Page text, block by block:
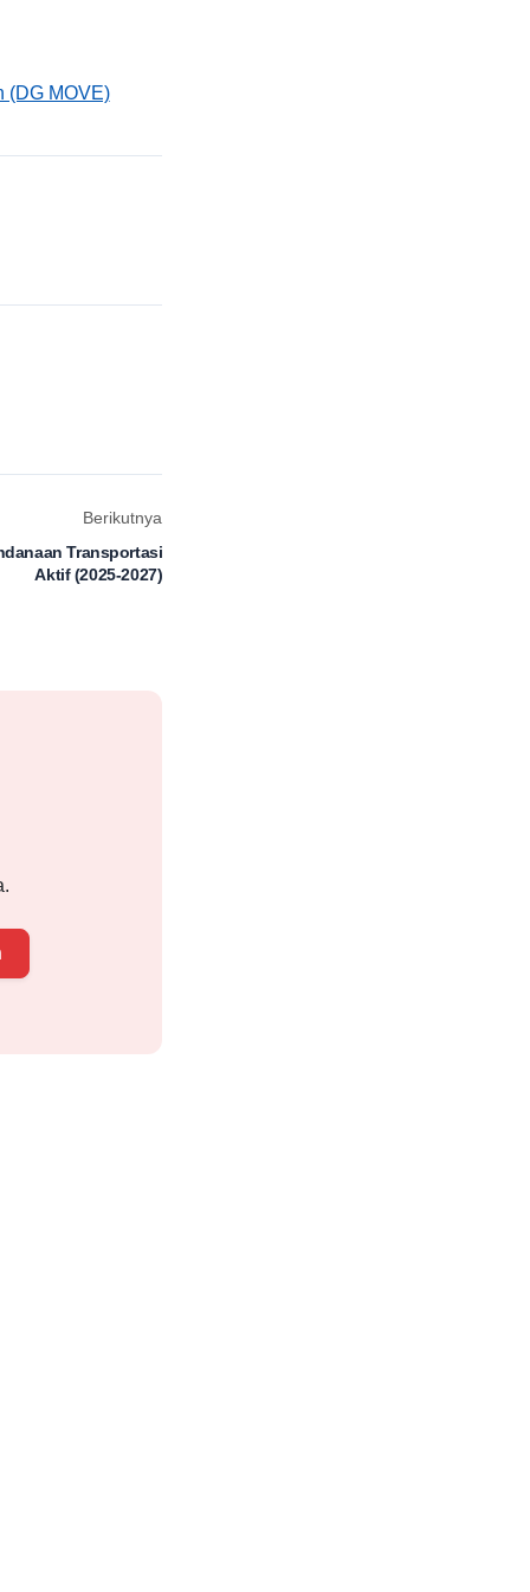
(DG MOVE)
Berikutnya
Transportasi
Aktif (2025-2027)